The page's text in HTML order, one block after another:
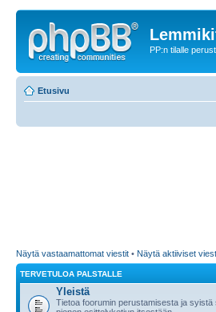
PP:n tilalle
Etusivu
Näytä vastaamattomat viestit • Näytä aktiiviset
TERVETULOA PALSTALLE
Yleistä
Tietoa foorumin perustamisesta ja